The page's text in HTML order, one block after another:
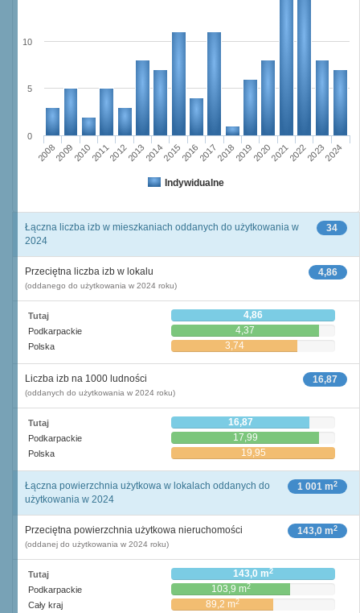
Indywidualne
20082009201020112012201320142015201620172018201920202021202220232024
0
5
10
34
Łączna liczba izb w mieszkaniach oddanych do użytkowania w
2024
4,86
Przeciętna liczba izb w lokalu
(oddanego do użytkowania w 2024 roku)
Tutaj 4,86
Podkarpackie 4,37
Polska 3,74
16,87
Liczba izb na 1000 ludności
(oddanych do użytkowania w 2024 roku)
Tutaj 16,87
Podkarpackie 17,99
Polska 19,95
1 001 m2
Łączna powierzchnia użytkowa w lokalach oddanych do
użytkowania w 2024
143,0 m2
Przeciętna powierzchnia użytkowa nieruchomości
(oddanej do użytkowania w 2024 roku)
Tutaj 143,0 m2
Podkarpackie 103,9 m2
Cały kraj 89,2 m2